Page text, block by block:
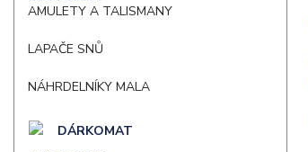
AMULETY A TALISMANY
LAPAČE SNŮ
NÁHRDELNÍKY MALA
DÁRKOMAT